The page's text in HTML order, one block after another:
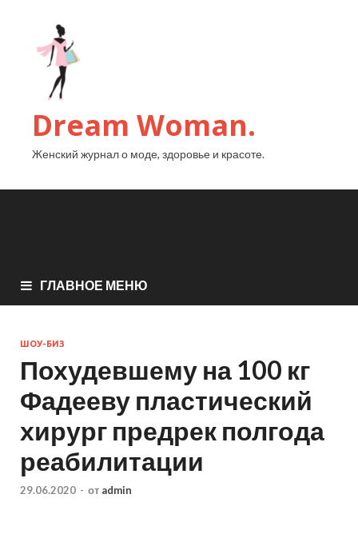
Dream Woman.
Женский журнал о моде, здоровье и красоте.
ГЛАВНОЕ МЕНЮ
ШОУ-БИЗ
Похудевшему на 100 кг
Фадееву пластический
хирург предрек полгода
реабилитации
29.06.2020 - от admin